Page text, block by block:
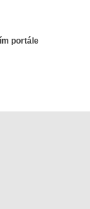
portále